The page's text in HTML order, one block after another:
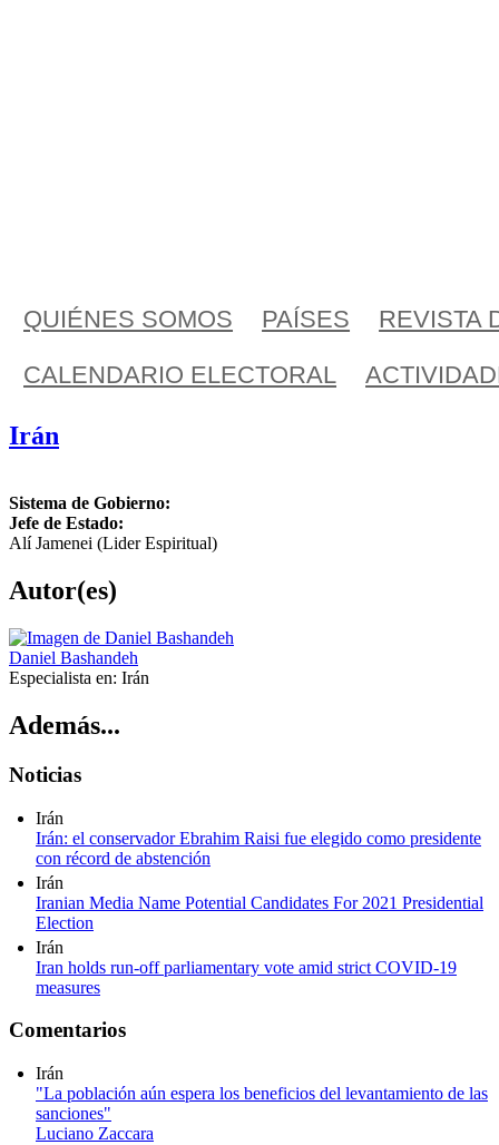
QUIÉNES SOMOS PAÍSES
REVISTA
CALENDARIO ELECTORAL
Irán
Sistema de Gobierno:
Jefe de Estado:
Alí Jamenei (Lider Espiritual)
Autor(es)
Daniel Bashandeh
Especialista en: Irán
Además...
Noticias
Irán
Irán: el conservador Ebrahim Raisi fue elegido como presidente
con récord de abstención
Irán
Iranian Media Name Potential Candidates For 2021 Presidential
Election
Irán
Iran holds run-off parliamentary vote amid strict COVID-19
measures
Comentarios
Irán
"La población aún espera los beneficios del levantamiento de las
sanciones"
Luciano Zaccara